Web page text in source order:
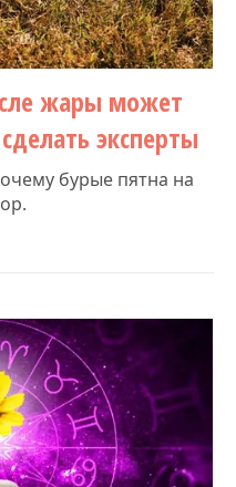
жары может
эксперты
бурые пятна на